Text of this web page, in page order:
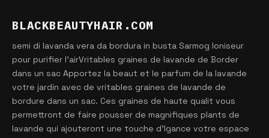
BLACKBEAUTYHAIR.COM
semi di lavanda vera da bordura in busta Sarmog Ioniseur
pour purifier l'airVritables graines de lavande de Border
dans un sac Apportez la beaut et le parfum de la lavande
votre jardin avec de vritables graines de lavande de
bordure dans un sac. Ces graines de haute qualit vous
permettront de faire pousser de magnifiques plants de
lavande qui ajouteront une touche d'lgance votre espace